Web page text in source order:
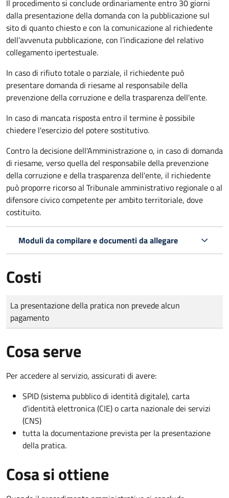
Il procedimento si conclude ordinariamente entro 30 giorni
dalla presentazione della domanda con la pubblicazione sul
sito di quanto chiesto e con la comunicazione al richiedente
dell’avvenuta pubblicazione, con l’indicazione del relativo
collegamento ipertestuale.
In caso di rifiuto totale o parziale, il richiedente può
presentare domanda di riesame al responsabile della
prevenzione della corruzione e della trasparenza dell'ente.
In caso di mancata risposta entro il termine è possibile
chiedere l'esercizio del potere sostitutivo.
Contro la decisione dell'Amministrazione o, in caso di domanda
di riesame, verso quella del responsabile della prevenzione
della corruzione e della trasparenza dell'ente, il richiedente
può proporre ricorso al Tribunale amministrativo regionale o al
difensore civico competente per ambito territoriale, dove
costituito.
Moduli da compilare e documenti da allegare
Costi
Tipo di pagamento
Importo
La presentazione della pratica non prevede alcun
pagamento
Cosa serve
Per accedere al servizio, assicurati di avere:
SPID (sistema pubblico di identità digitale), carta
d’identità elettronica (CIE) o carta nazionale dei servizi
(CNS)
tutta la documentazione prevista per la presentazione
della pratica.
Cosa si ottiene